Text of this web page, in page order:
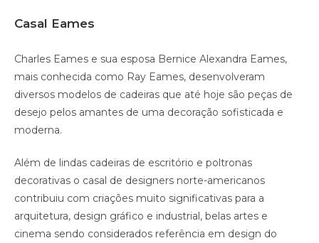
Casal Eames
Charles Eames e sua esposa Bernice Alexandra Eames,
mais conhecida como Ray Eames, desenvolveram
diversos modelos de cadeiras que até hoje são peças de
desejo pelos amantes de uma decoração sofisticada e
moderna.
Além de lindas cadeiras de escritório e poltronas
decorativas o casal de designers norte-americanos
contribuiu com criações muito significativas para a
arquitetura, design gráfico e industrial, belas artes e
cinema sendo considerados referência em design do